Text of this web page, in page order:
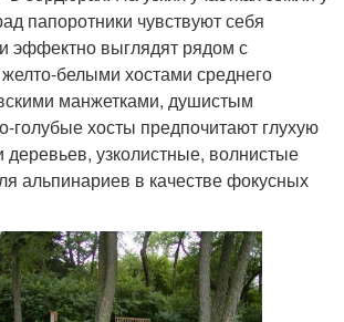
папоротники чувствуют себя
эффектно выглядят рядом с
белыми хостами среднего
манжетками, душистым
хосты предпочитают глухую
деревьев, узколистные, волнистые
альпинариев в качестве фокусных